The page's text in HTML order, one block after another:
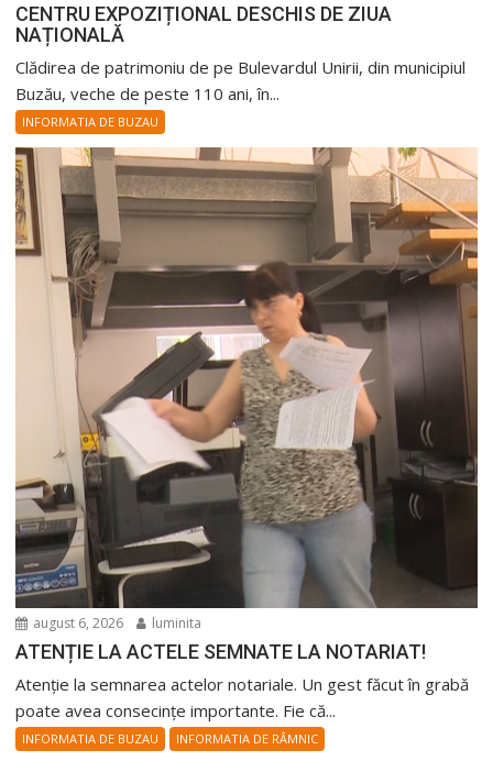
CENTRU EXPOZIȚIONAL DESCHIS DE ZIUA
NAȚIONALĂ
Clădirea de patrimoniu de pe Bulevardul Unirii, din municipiul
Buzău, veche de peste 110 ani, în...
INFORMATIA DE BUZAU
august 6, 2026 luminita
ATENȚIE LA ACTELE SEMNATE LA NOTARIAT!
Atenție la semnarea actelor notariale. Un gest făcut în grabă
poate avea consecințe importante. Fie că...
INFORMATIA DE BUZAU INFORMATIA DE RÂMNIC